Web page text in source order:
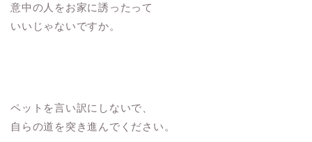
意中の人をお家に誘ったって
いいじゃないですか。
ペットを言い訳にしないで、
自らの道を突き進んでください。